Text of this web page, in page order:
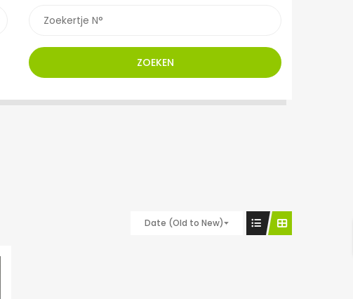
ZOEKEN
Date (Old to New)